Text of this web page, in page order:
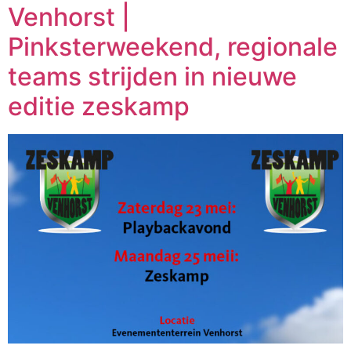
Venhorst |
Pinksterweekend, regionale
teams strijden in nieuwe
editie zeskamp